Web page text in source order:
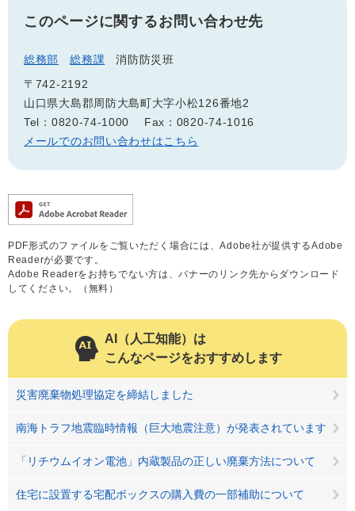
このページに関するお問い合わせ先
総務部 総務課
消防防災班
〒742-2192
山口県大島郡周防大島町大字小松126番地2
Tel：0820-74-1000
Fax：0820-74-1016
メールでのお問い合わせはこちら
PDF形式のファイルをご覧いただく場合には、Adobe社が提供するAdobe
Readerが必要です。
Adobe Readerをお持ちでない方は、バナーのリンク先からダウンロード
してください。（無料）
AI（人工知能）は
こんなページをおすすめします
災害廃棄物処理協定を締結しました
南海トラフ地震臨時情報（巨大地震注意）が発表されています
「リチウムイオン電池」内蔵製品の正しい廃棄方法について
住宅に設置する宅配ボックスの購入費の一部補助について